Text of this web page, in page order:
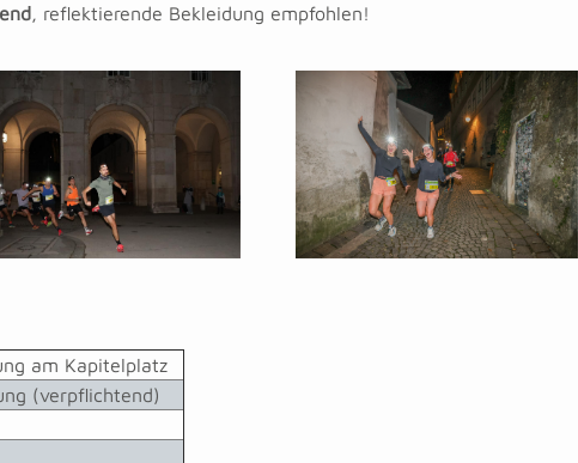
, reflektierende Bekleidung empfohlen!
am Kapitelplatz
(verpflichtend)